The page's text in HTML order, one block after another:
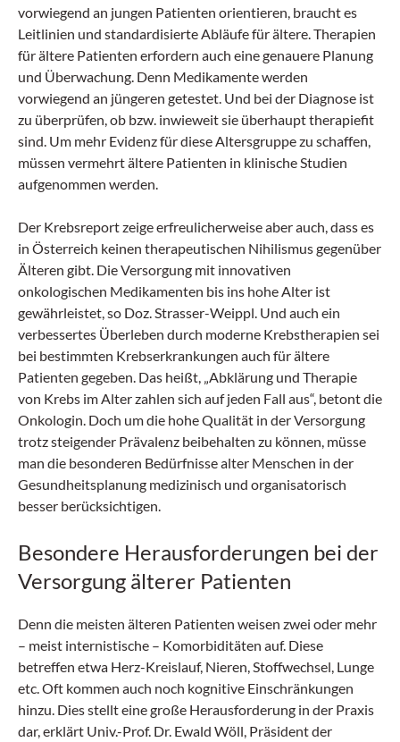
vorwiegend an jungen Patienten orientieren, braucht es
Leitlinien und standardisierte Abläufe für ältere. Therapien
für ältere Patienten erfordern auch eine genauere Planung
und Überwachung. Denn Medikamente werden
vorwiegend an jüngeren getestet. Und bei der Diagnose ist
zu überprüfen, ob bzw. inwieweit sie überhaupt therapiefit
sind. Um mehr Evidenz für diese Altersgruppe zu schaffen,
müssen vermehrt ältere Patienten in klinische Studien
aufgenommen werden.
Der Krebsreport zeige erfreulicherweise aber auch, dass es
in Österreich keinen therapeutischen Nihilismus gegenüber
Älteren gibt. Die Versorgung mit innovativen
onkologischen Medikamenten bis ins hohe Alter ist
gewährleistet, so Doz. Strasser-Weippl. Und auch ein
verbessertes Überleben durch moderne Krebstherapien sei
bei bestimmten Krebserkrankungen auch für ältere
Patienten gegeben. Das heißt, „Abklärung und Therapie
von Krebs im Alter zahlen sich auf jeden Fall aus“, betont die
Onkologin. Doch um die hohe Qualität in der Versorgung
trotz steigender Prävalenz beibehalten zu können, müsse
man die besonderen Bedürfnisse alter Menschen in der
Gesundheitsplanung medizinisch und organisatorisch
besser berücksichtigen.
Besondere Herausforderungen bei der
Versorgung älterer Patienten
Denn die meisten älteren Patienten weisen zwei oder mehr
– meist internistische – Komorbiditäten auf. Diese
betreffen etwa Herz-Kreislauf, Nieren, Stoffwechsel, Lunge
etc. Oft kommen auch noch kognitive Einschränkungen
hinzu. Dies stellt eine große Herausforderung in der Praxis
dar, erklärt Univ.-Prof. Dr. Ewald Wöll, Präsident der